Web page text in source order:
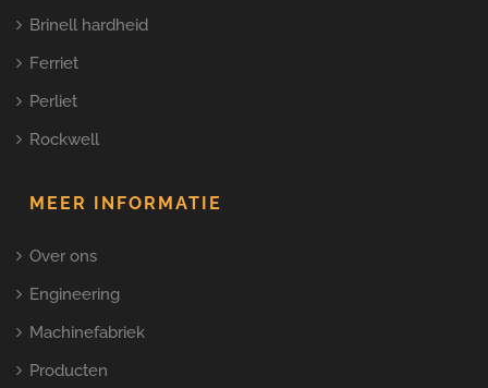
Brinell hardheid
Ferriet
Perliet
Rockwell
MEER INFORMATIE
Over ons
Engineering
Machinefabriek
Producten